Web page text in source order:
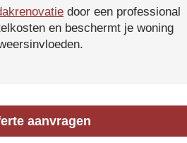
door een professional
en beschermt je woning
aanvragen